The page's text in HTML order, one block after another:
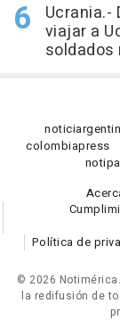
Ucrania.-
viajar a
soldados
notici
colombiapress
noti
Política de
© 2026 Notimérica.
la redifusión de